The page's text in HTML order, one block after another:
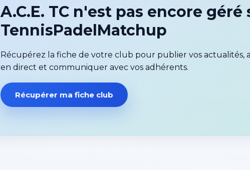
A.C.E. TC n'est pas encore géré
TennisPadelMatchup
Récupérez la fiche de votre club pour publier vos actualités,
en direct et communiquer avec vos adhérents.
Récupérer ma fiche club